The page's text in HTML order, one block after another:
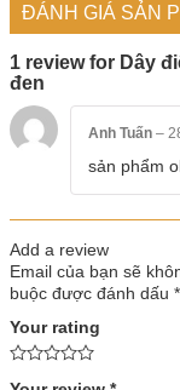
ĐÁNH GIÁ SẢN
1 review for Dây
đen
Anh Tuấn –
sản phẩm
Add a review
Email của bạn sẽ
buộc được đánh dấu *
Your rating